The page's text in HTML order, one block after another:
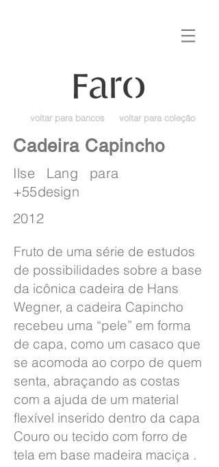
voltar para bancos voltar para coleção
Cadeira Capincho
Ilse Lang para
+55design
2012
Fruto de uma série de estudos
de possibilidades sobre a base
da icônica cadeira de Hans
Wegner, a cadeira Capincho
recebeu uma “pele” em forma
de capa, como um casaco que
se acomoda ao corpo de quem
senta, abraçando as costas
com a ajuda de um material
flexível inserido dentro da capa
Couro ou tecido com forro de
tela em base madeira maciça .